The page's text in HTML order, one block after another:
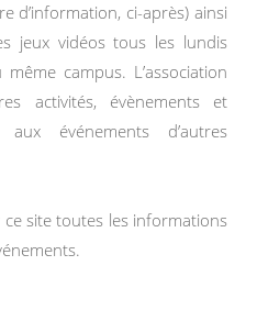
d’information, ci-après) ainsi
jeux vidéos tous les lundis
campus. L’association
activités, évènements et
événements d’autres
site toutes les informations